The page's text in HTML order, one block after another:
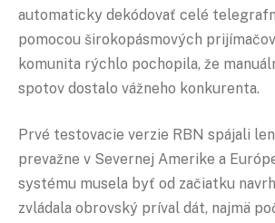
automaticky dekódovať celé
pomocou širokopásmových
komunita rýchlo pochopila, že
spotov dostalo vážneho konkurenta.
Prvé testovacie verzie RBN spájali
prevažne v Severnej Amerike a
systému musela byť od začiatku
zvládala obrovský príval dát, najmä